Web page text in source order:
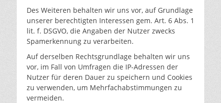
Des Weiteren behalten wir uns vor, auf Grundlage
unserer berechtigten Interessen gem. Art. 6 Abs. 1
lit. f. DSGVO, die Angaben der Nutzer zwecks
Spamerkennung zu verarbeiten.
Auf derselben Rechtsgrundlage behalten wir uns
vor, im Fall von Umfragen die IP-Adressen der
Nutzer für deren Dauer zu speichern und Cookies
zu verwenden, um Mehrfachabstimmungen zu
vermeiden.